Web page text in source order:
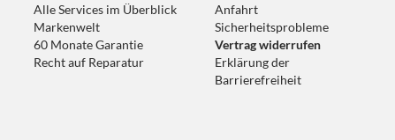
Alle Services im Überblick
Markenwelt
60 Monate Garantie
Recht auf Reparatur
Anfahrt
Sicherheitsprobleme
Vertrag widerrufen
Erklärung der
Barrierefreiheit